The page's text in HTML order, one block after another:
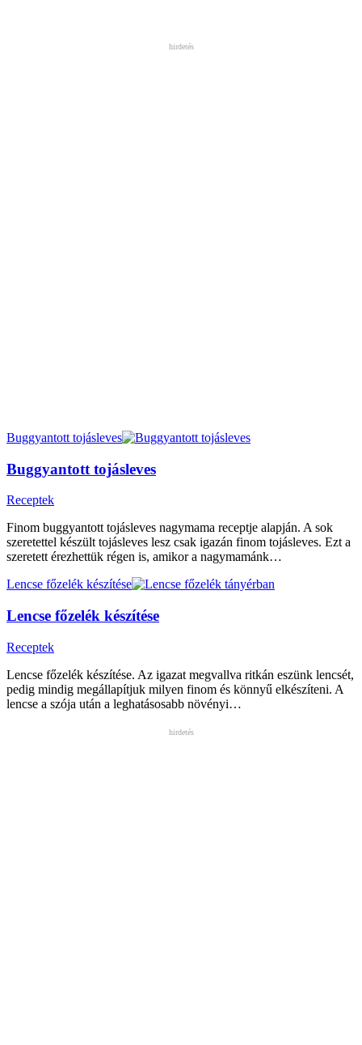
hirdetés
Buggyantott tojásleves
Buggyantott tojásleves
Receptek
Finom buggyantott tojásleves nagymama receptje alapján. A sok
szeretettel készült tojásleves lesz csak igazán finom tojásleves. Ezt a
szeretett érezhettük régen is, amikor a nagymamánk…
Lencse főzelék készítése
Lencse főzelék készítése
Receptek
Lencse főzelék készítése. Az igazat megvallva ritkán eszünk lencsét,
pedig mindig megállapítjuk milyen finom és könnyű elkészíteni. A
lencse a szója után a leghatásosabb növényi…
hirdetés